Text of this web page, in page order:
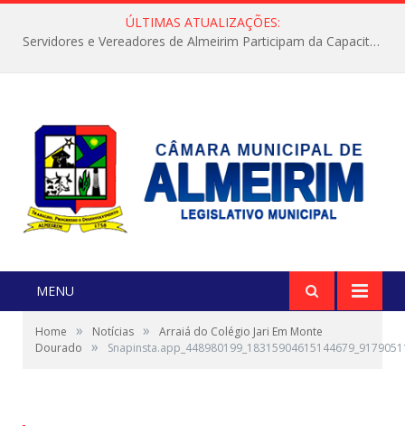
ÚLTIMAS ATUALIZAÇÕES:
Servidores e Vereadores de Almeirim Participam da Capacitação “Orientar é a Nossa Missão”
MENU
Home » Notícias »
Arraiá do Colégio Jari Em Monte
Dourado
»